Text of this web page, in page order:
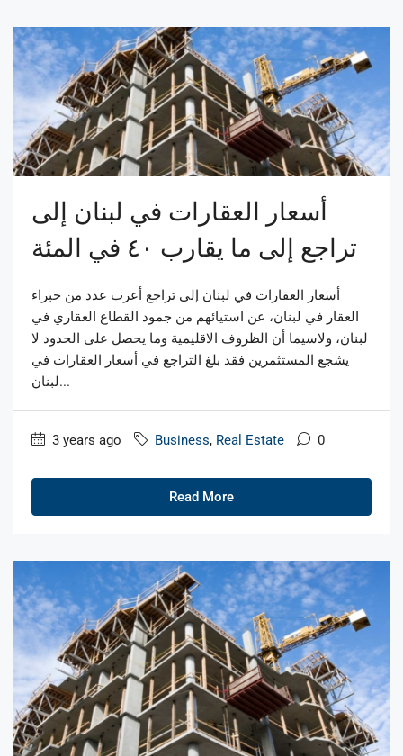
أسعار العقارات في لبنان إلى
تراجع إلى ما يقارب ٤٠ في المئة
أسعار العقارات في لبنان إلى تراجع أعرب عدد من خبراء
العقار في لبنان، عن استيائهم من جمود القطاع العقاري في
لبنان، ولاسيما أن الظروف الاقليمية وما يحصل على الحدود لا
يشجع المستثمرين فقد بلغ التراجع في أسعار العقارات في
لبنان...
3 years ago Business, Real Estate 0
Read More